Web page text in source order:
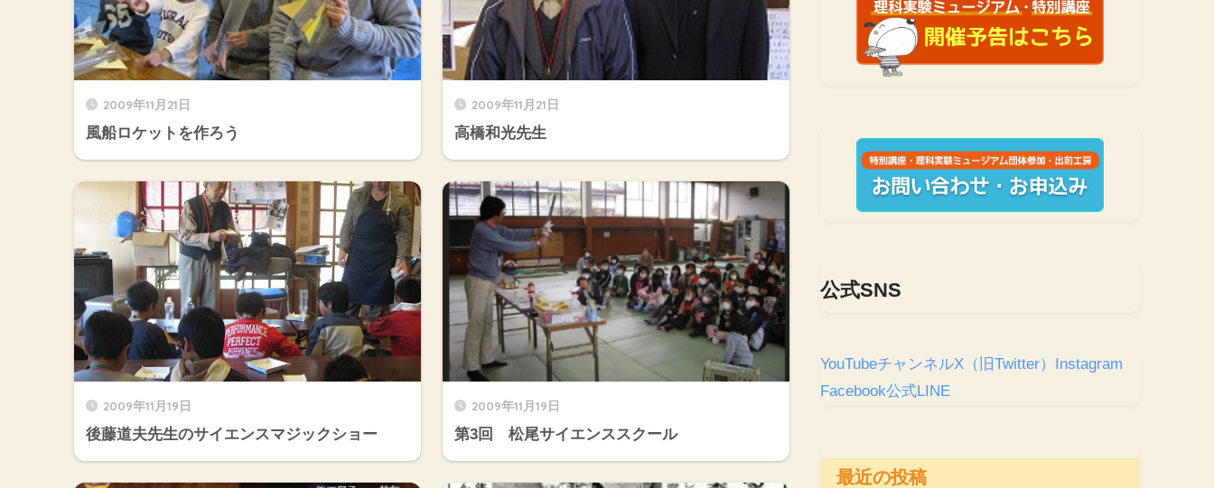
2009年11月21日
風船ロケットを作ろう
2009年11月21日
高橋和光先生
2009年11月19日
後藤道夫先生のサイエンスマジックショー
2009年11月19日
第3回 松尾サイエンススクール
公式SNS
YouTubeチャンネルX（旧Twitter） Instagram
Facebook公式LINE
最近の投稿